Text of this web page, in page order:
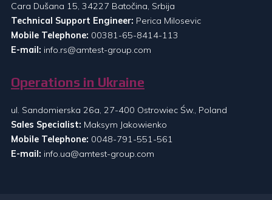
Cara Dušana 15, 34227 Batočina, Srbija
Technical Support Engineer: Perica Milosevic
Mobile Telephone: 00381-65-8414-113
E-mail: info.rs@amtest-group.com
Operations in Ukraine
ul. Sandomierska 26a, 27-400 Ostrowiec Św., Poland
Sales Specialist: Maksym Jakowienko
Mobile Telephone: 0048-791-551-561
E-mail: info.ua@amtest-group.com